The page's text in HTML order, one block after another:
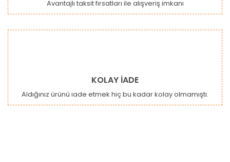
Avantajlı taksit fırsatları ile alışveriş imkanı
KOLAY İADE
Aldığınız ürünü iade etmek hiç bu kadar kolay olmamıştı.